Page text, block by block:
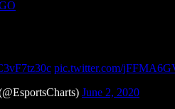
pic.twitter.com/
June 2, 2020